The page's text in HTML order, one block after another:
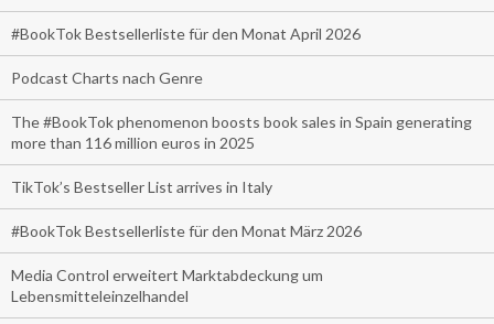
#BookTok Bestsellerliste für den Monat April 2026
Podcast Charts nach Genre
The #BookTok phenomenon boosts book sales in Spain generating
more than 116 million euros in 2025
TikTok’s Bestseller List arrives in Italy
#BookTok Bestsellerliste für den Monat März 2026
Media Control erweitert Marktabdeckung um
Lebensmitteleinzelhandel